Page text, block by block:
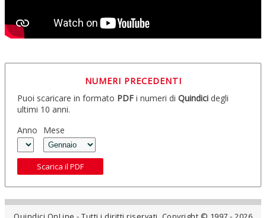
NUMERI PRECEDENTI
Puoi scaricare in formato PDF i numeri di Quindici degli
ultimi 10 anni.
Anno
Mese
Scarica il PDF